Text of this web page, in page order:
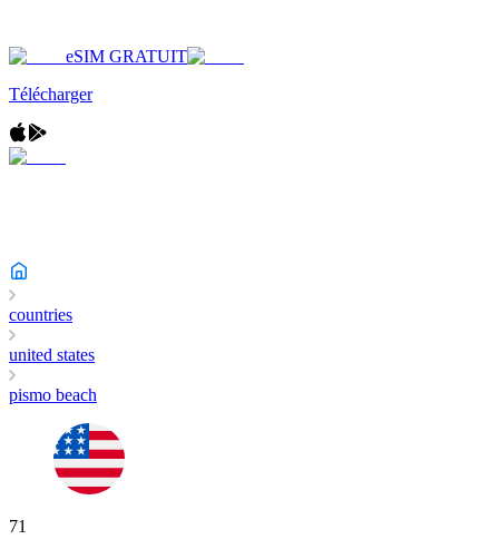
eSIM GRATUIT
Télécharger
countries
united states
pismo beach
71